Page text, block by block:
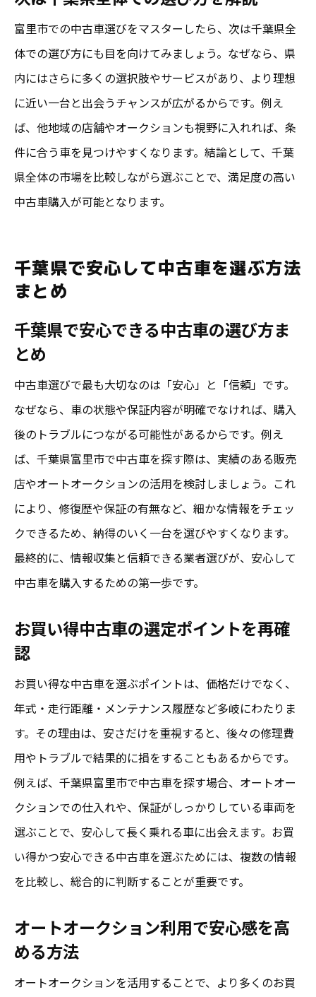
富里市での中古車選びをマスターしたら、次は千葉県全
体での選び方にも目を向けてみましょう。なぜなら、県
内にはさらに多くの選択肢やサービスがあり、より理想
に近い一台と出会うチャンスが広がるからです。例え
ば、他地域の店舗やオークションも視野に入れれば、条
件に合う車を見つけやすくなります。結論として、千葉
県全体の市場を比較しながら選ぶことで、満足度の高い
中古車購入が可能となります。
千葉県で安心して中古車を選ぶ方法
まとめ
千葉県で安心できる中古車の選び方ま
とめ
中古車選びで最も大切なのは「安心」と「信頼」です。
なぜなら、車の状態や保証内容が明確でなければ、購入
後のトラブルにつながる可能性があるからです。例え
ば、千葉県富里市で中古車を探す際は、実績のある販売
店やオートオークションの活用を検討しましょう。これ
により、修復歴や保証の有無など、細かな情報をチェッ
クできるため、納得のいく一台を選びやすくなります。
最終的に、情報収集と信頼できる業者選びが、安心して
中古車を購入するための第一歩です。
お買い得中古車の選定ポイントを再確
認
お買い得な中古車を選ぶポイントは、価格だけでなく、
年式・走行距離・メンテナンス履歴など多岐にわたりま
す。その理由は、安さだけを重視すると、後々の修理費
用やトラブルで結果的に損をすることもあるからです。
例えば、千葉県富里市で中古車を探す場合、オートオー
クションでの仕入れや、保証がしっかりしている車両を
選ぶことで、安心して長く乗れる車に出会えます。お買
い得かつ安心できる中古車を選ぶためには、複数の情報
を比較し、総合的に判断することが重要です。
オートオークション利用で安心感を高
める方法
オートオークションを活用することで、より多くのお買